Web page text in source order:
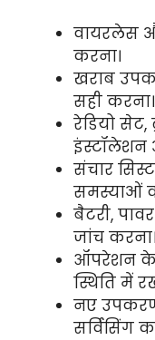
वायरलेस
करना।
खराब
सही करना।
रेडियो सेट,
इंस्टॉलेशन
संचार
समस्याओं
बैटरी,
जांच करना।
ऑपरेशन के
स्थिति में
नए
सर्विसिंग